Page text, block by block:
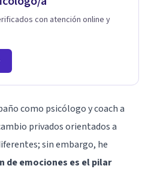
con atención online y
como psicólogo y coach a
privados orientados a
sin embargo, he
de emociones es el pilar